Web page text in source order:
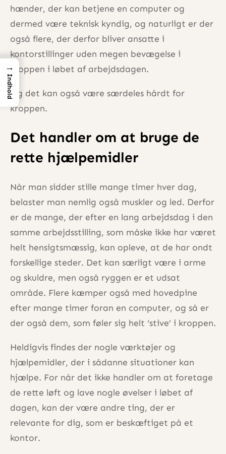
hænder, der kan betjene en computer og
dermed være teknisk kyndig, og naturligt er der
også flere, der derfor bliver ansatte i
kontorstillinger uden megen bevægelse i
kroppen i løbet af arbejdsdagen.
Og det kan også være særdeles hårdt for
kroppen.
Det handler om at bruge de
rette hjælpemidler
Når man sidder stille mange timer hver dag,
belaster man nemlig også muskler og led. Derfor
er de mange, der efter en lang arbejdsdag i den
samme arbejdsstilling, som måske ikke har været
helt hensigtsmæssig, kan opleve, at de har ondt
forskellige steder. Det kan særligt være i arme
og skuldre, men også ryggen er et udsat
område. Flere kæmper også med hovedpine
efter mange timer foran en computer, og så er
der også dem, som føler sig helt ‘stive’ i kroppen.
Heldigvis findes der nogle værktøjer og
hjælpemidler, der i sådanne situationer kan
hjælpe. For når det ikke handler om at foretage
de rette løft og lave nogle øvelser i løbet af
dagen, kan der være andre ting, der er
relevante for dig, som er beskæftiget på et
kontor.
→
Indhold